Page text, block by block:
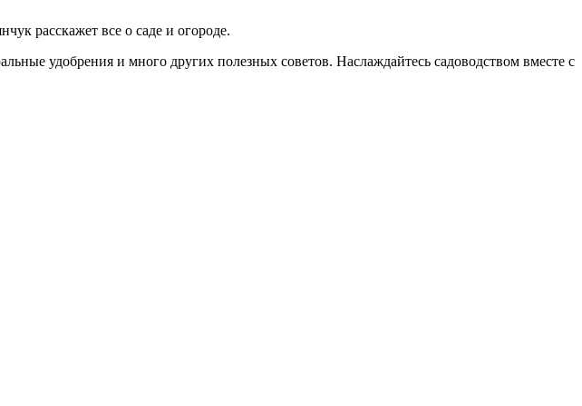
расскажет все о саде и огороде.
удобрения и много других полезных советов. Наслаждайтесь садоводством вместе с